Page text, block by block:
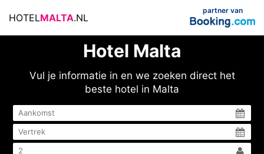
HOTELMALTA.NL
partner van
Hotel Malta
Vul je informatie in en we zoeken direct het
beste hotel in Malta